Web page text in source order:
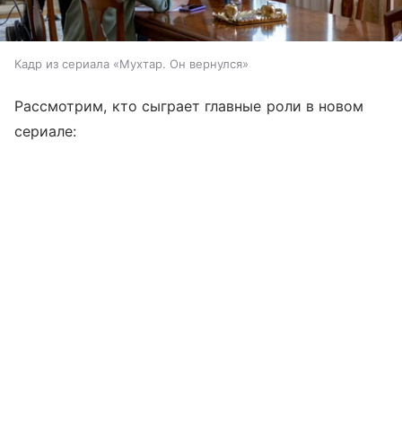
Кадр из сериала «Мухтар. Он вернулся»
Рассмотрим, кто сыграет главные роли в новом
сериале: